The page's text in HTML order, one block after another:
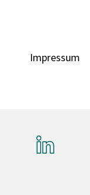
Impressum